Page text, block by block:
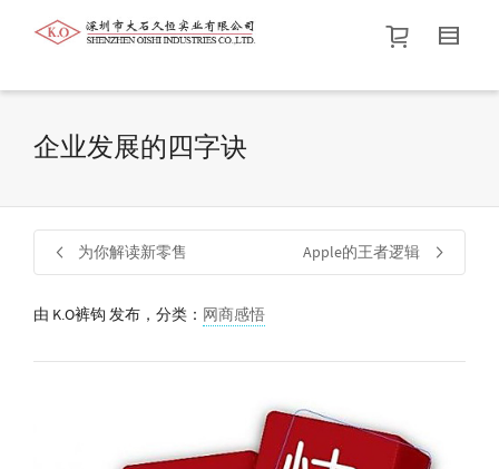
帮我查找新的衬衫尺码
价格介于
企业发展的四字诀
为你解读新零售 Apple的王者逻辑
由 K.O裤钩 发布，分类： 网商感悟